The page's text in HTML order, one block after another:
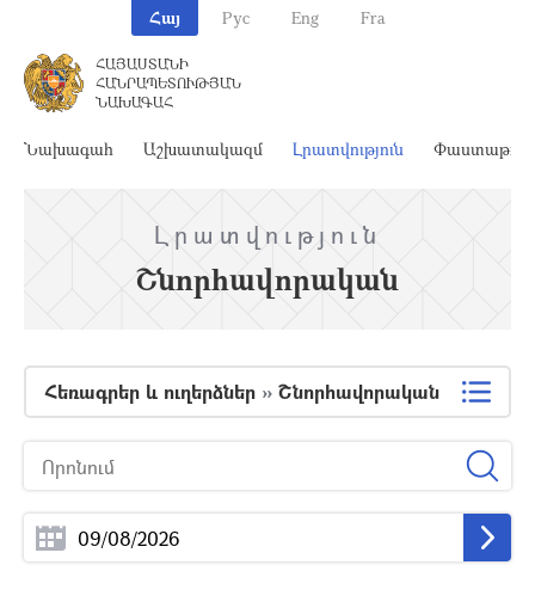
Հայ Рус Eng Fra
ՀԱՅԱՍՏԱՆԻ
ՀԱՆՐԱՊԵՏՈՒԹՅԱՆ
ՆԱԽԱԳԱՀ
Նախագահ Աշխատակազմ Լրատվություն
Լրատվություն
Շնորհավորական
Հեռագրեր և ուղերձներ » Շնորհավորական